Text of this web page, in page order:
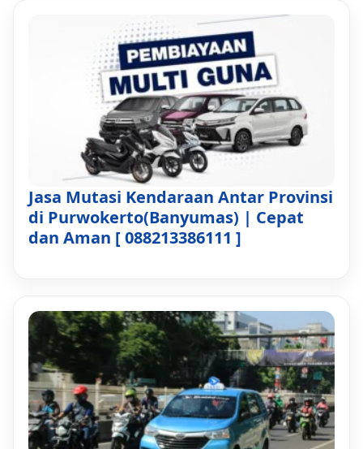
Jasa Mutasi Kendaraan Antar Provinsi
di Purwokerto(Banyumas) | Cepat
dan Aman [ 088213386111 ]